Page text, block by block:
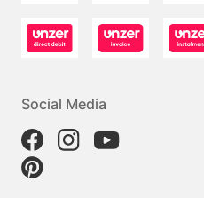
Social Media